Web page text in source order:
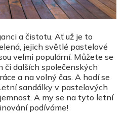
a čistotu. Ať už je to
jejich světlé pastelové
velmi populární. Můžete se
dalších společenských
a na volný čas. A hodí se
sandálky v pastelových
A my se na tyto letní
podíváme!